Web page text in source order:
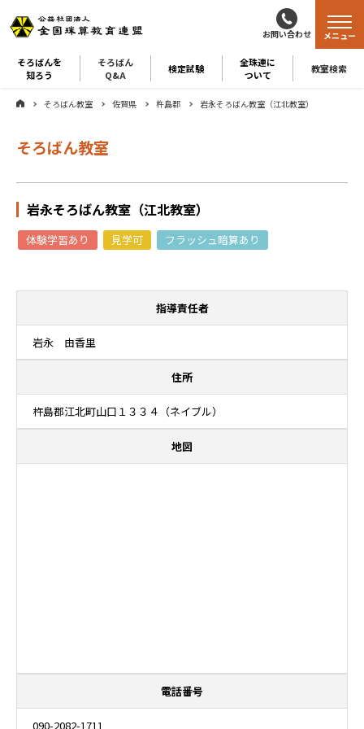
お問い合わせ
そろばんを
知ろう
そろばん
Q&A
検定試験
全珠連に
ついて
教室検索
メニュー
そろばん教室 佐賀県 杵島郡 岩永そろばん教室（江北教室）
そろばん教室
岩永そろばん教室（江北教室）
体験学習あり 見学可 フラッシュ暗算あり
指導責任者
岩永 由香里
住所
杵島郡江北町山口１３３４（ネイブル）
地図
電話番号
090-2082-1711